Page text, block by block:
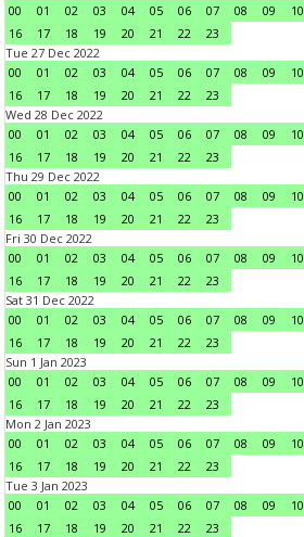
00
01 02 03 04 05 06 07 08 09 10
16
17 18 19 20 21 22
23
Tue 27 Dec 2022
00
01 02 03 04 05 06 07 08 09 10
16
17 18 19 20 21 22
23
Wed 28 Dec 2022
00
01 02 03 04 05 06 07 08 09 10
16
17 18 19 20 21 22
23
Thu 29 Dec 2022
00
01 02 03 04 05 06 07 08 09 10
16
17 18 19 20 21 22
23
Fri 30 Dec 2022
00
01 02 03 04 05 06 07 08 09 10
16
17 18 19 20 21 22
23
Sat 31 Dec 2022
00
01 02 03 04 05 06 07 08 09 10
16
17 18 19 20 21 22
23
Sun 1 Jan 2023
00
01 02 03 04 05 06 07 08 09 10
16
17 18 19 20 21 22
23
Mon 2 Jan 2023
00
01 02 03 04 05 06 07 08 09 10
16
17 18 19 20 21 22
23
Tue 3 Jan 2023
00
01 02 03 04 05 06 07 08 09 10
16
17 18 19 20 21 22
23